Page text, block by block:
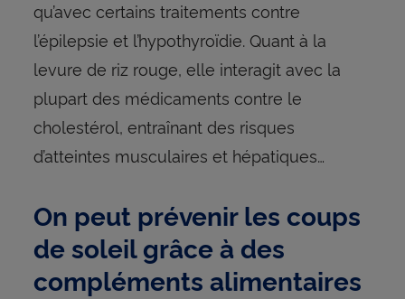
qu’avec certains traitements contre
l’épilepsie et l’hypothyroïdie. Quant à la
levure de riz rouge, elle interagit avec la
plupart des médicaments contre le
cholestérol, entraînant des risques
d’atteintes musculaires et hépatiques…
On peut prévenir les coups
de soleil grâce à des
compléments alimentaires